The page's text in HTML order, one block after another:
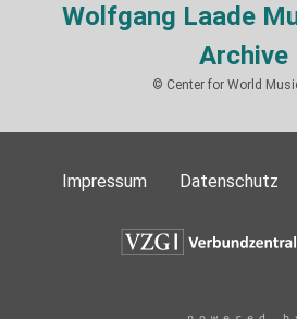
Wolfgang Laade
Archive
© Center for World
Impressum Datenschutz